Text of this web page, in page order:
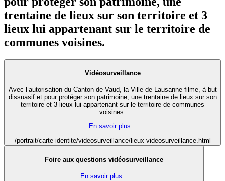
trentaine de lieux sur son territoire et 3
lieux lui appartenant sur le territoire de
communes voisines.
Vidéosurveillance
Avec l’autorisation du Canton de Vaud, la Ville de Lausanne filme, à but
dissuasif et pour protéger son patrimoine, une trentaine de lieux sur son
territoire et 3 lieux lui appartenant sur le territoire de communes
voisines.
En savoir plus...
/portrait/carte-identite/videosurveillance/lieux-videosurveillance.html
Foire aux questions vidéosurveillance
En savoir plus...